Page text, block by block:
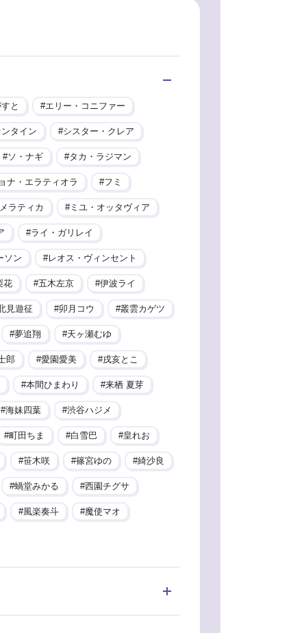
と エリー・コニファー
タイン シスター・クレア
ソ・ナギ タカ・ラジマン
ナ・エラティオラ フミ
ラティカ ミユ・オッタヴィア
ライ・ガリレイ
ソン レオス・ヴィンセント
花 五木左京 伊波ライ
見遊征 卯月コウ 叢雲カゲツ
夢追翔 天ヶ瀬むゆ
郎 愛園愛美 戌亥とこ
本間ひまわり 来栖 夏芽
海妹四葉 渋谷ハジメ
町田ちま 白雪巴 皇れお
笹木咲 篠宮ゆの 綺沙良
蝸堂みかる 西園チグサ
風楽奏斗 魔使マオ